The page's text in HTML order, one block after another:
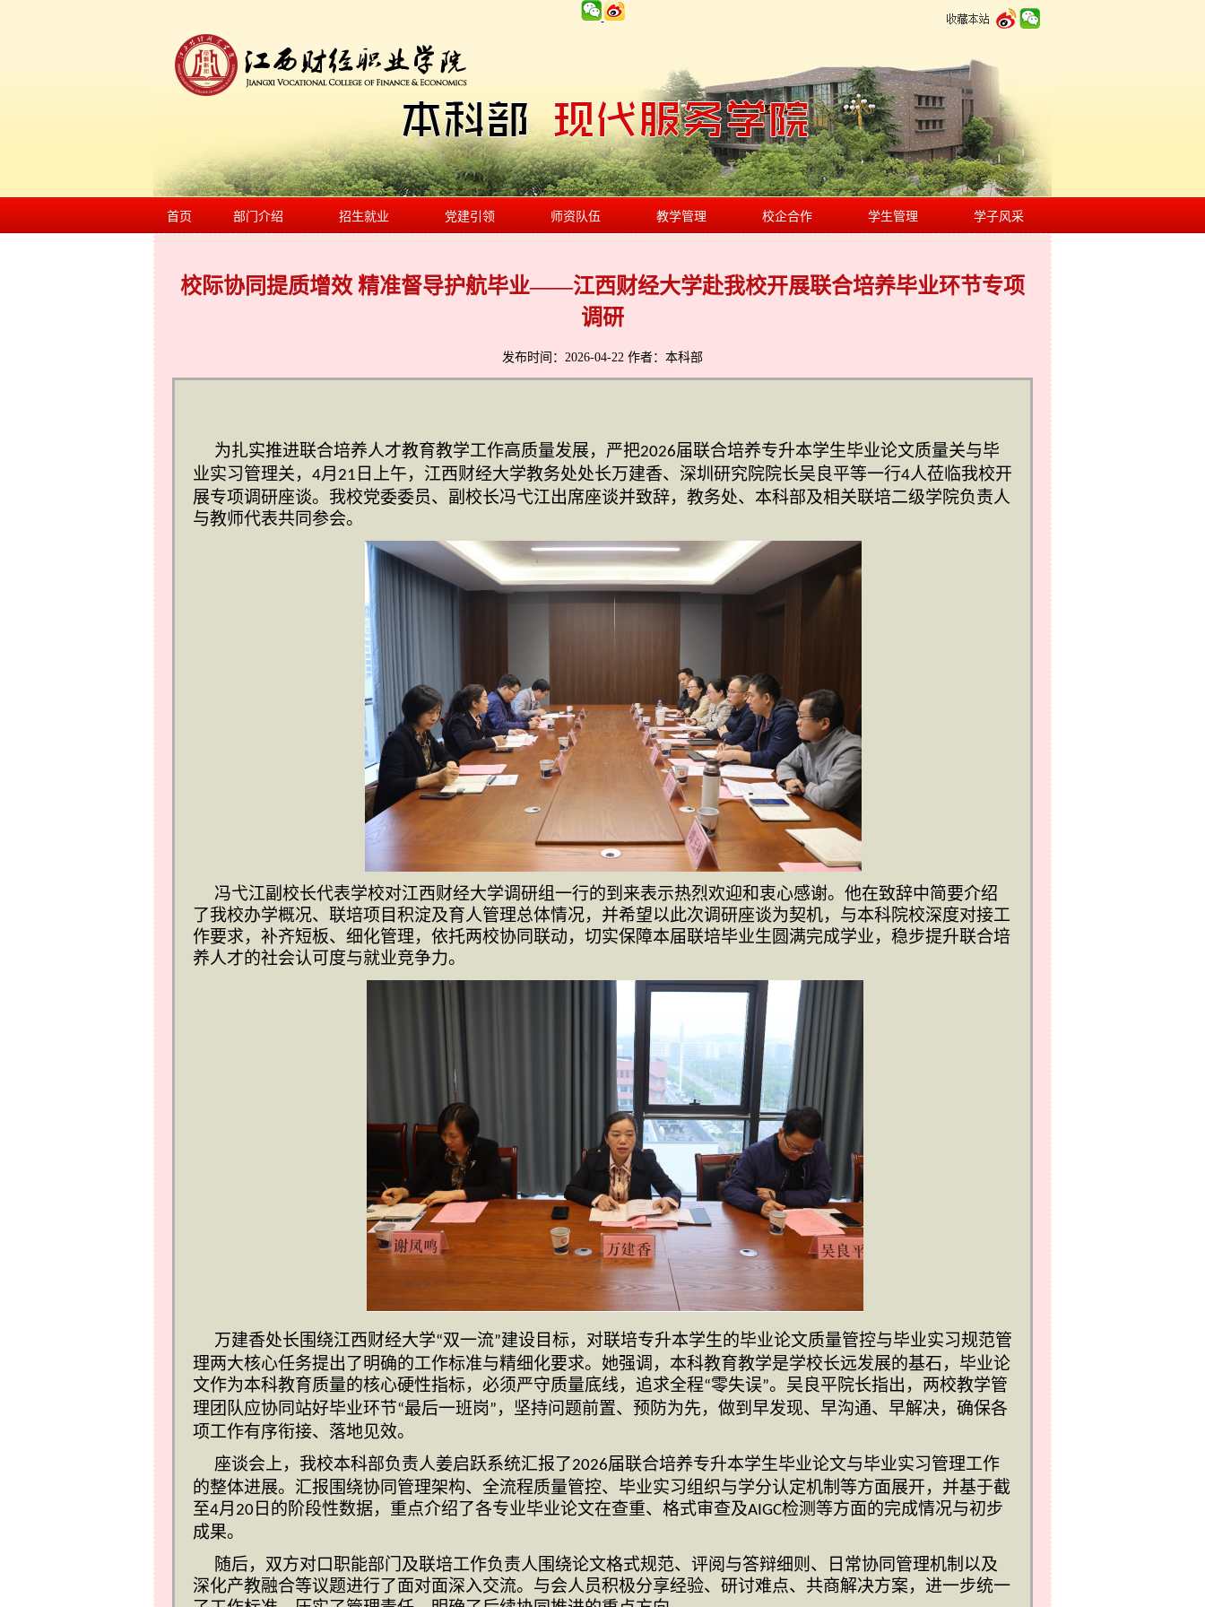
首页 部门介绍 招生就业 党建引领 师资队伍 教学管理 校企合作 学生管理 学子风采
校际协同提质增效 精准督导护航毕业——江西财经大学赴我校开展联合培养毕业环节专项
调研
发布时间：2026-04-22 作者：本科部
为扎实推进联合培养人才教育教学工作高质量发展，严把2026届联合培养专升本学生毕业论文质量关与毕
业实习管理关， 4月 21 日上午，江西财经大学教务处处长万建香、深圳研究院院长吴良平等一行4人莅临我校开
展专项调研座谈。我校党委委员、副校长冯弋江出席座谈并致辞，教务处、本科部及相关联培二级学院负责人
与教师代表共同参会。
冯弋江副校长代表学校对江西财经大学调研组一行的到来表示热烈欢迎和衷心感谢。他在致辞中简要介绍
了我校办学概况、联培项目积淀及育人管理总体情况，并希望以此次调研座谈为契机，与本科院校深度对接工
作要求，补齐短板、细化管理，依托两校协同联动，切实保障本届联培毕业生圆满完成学业，稳步提升联合培
养人才的社会认可度与就业竞争力。
万建香处长围绕江西财经大学“双一流”建设目标，对联培专升本学生的毕业论文质量管控与毕业实习规范管
理两大核心任务提出了明确的工作标准与精细化要求。她强调，本科教育教学是学校长远发展的基石，毕业论
文作为本科教育质量的核心硬性指标，必须严守质量底线，追求全程“零失误”。吴良平院长指出，两校教学管
理团队应协同站好毕业环节“最后一班岗” ，坚持问题前置、预防为先，做到早发现、早沟通、早解决，确保各
项工作有序衔接、落地见效。
座谈会上，我校本科部负责人姜启跃系统汇报了2026届联合培养专升本学生毕业论文与毕业实习管理工作
的整体进展。汇报围绕协同管理架构、全流程质量管控、毕业实习组织与学分认定机制等方面展开，并基于截
至4月 20 日的阶段性数据，重点介绍了各专业毕业论文在查重、格式审查及AIGC检测等方面的完成情况与初步
成果。
随后，双方对口职能部门及联培工作负责人围绕论文格式规范、评阅与答辩细则、日常协同管理机制以及
深化产教融合等议题进行了面对面深入交流。与会人员积极分享经验、研讨难点、共商解决方案，进一步统一